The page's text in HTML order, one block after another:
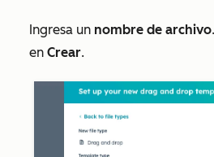
Ingresa un nombre de archivo
en Crear.